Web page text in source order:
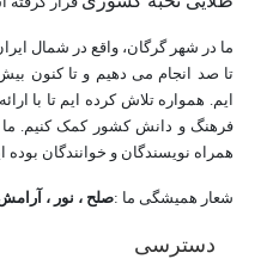
ما در شهر گرگان، واقع در شمال
تا صد انجام می دهیم و تا کنون بیش
ایم. همواره تلاش کرده ایم تا با
فرهنگ و دانش کشور کمک کنیم. ما
همراه نویسندگان و خوانندگان بوده
شعار همیشگی ما :صلح ، نور ،
دسترسی